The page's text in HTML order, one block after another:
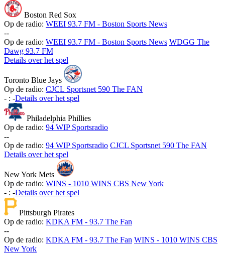
Boston Red Sox
Op de radio: WEEI 93.7 FM - Boston Sports News
--
Op de radio: WEEI 93.7 FM - Boston Sports News WDGG The
Dawg 93.7 FM
Details over het spel
Toronto Blue Jays
Op de radio: CJCL Sportsnet 590 The FAN
- : -Details over het spel
Philadelphia Phillies
Op de radio: 94 WIP Sportsradio
--
Op de radio: 94 WIP Sportsradio CJCL Sportsnet 590 The FAN
Details over het spel
New York Mets
Op de radio: WINS - 1010 WINS CBS New York
- : -Details over het spel
Pittsburgh Pirates
Op de radio: KDKA FM - 93.7 The Fan
--
Op de radio: KDKA FM - 93.7 The Fan WINS - 1010 WINS CBS
New York